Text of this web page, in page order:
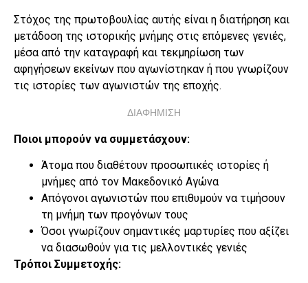
Στόχος της πρωτοβουλίας αυτής είναι η διατήρηση και
μετάδοση της ιστορικής μνήμης στις επόμενες γενιές,
μέσα από την καταγραφή και τεκμηρίωση των
αφηγήσεων εκείνων που αγωνίστηκαν ή που γνωρίζουν
τις ιστορίες των αγωνιστών της εποχής.
ΔΙΑΦΗΜΙΣΗ
Ποιοι μπορούν να συμμετάσχουν:
Άτομα που διαθέτουν προσωπικές ιστορίες ή
μνήμες από τον Μακεδονικό Αγώνα
Απόγονοι αγωνιστών που επιθυμούν να τιμήσουν
τη μνήμη των προγόνων τους
Όσοι γνωρίζουν σημαντικές μαρτυρίες που αξίζει
να διασωθούν για τις μελλοντικές γενιές
Τρόποι Συμμετοχής: